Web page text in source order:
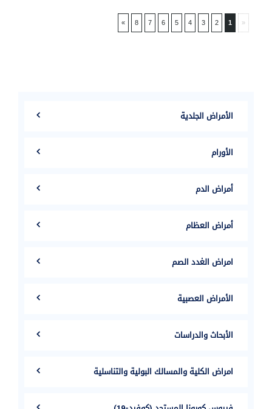
«
1
2
3
4
5
6
7
8
»
الأمراض الجلدية
الأورام
أمراض الدم
أمراض العظام
امراض الغدد الصم
الأمراض العصبية
الأبحاث والدراسات
امراض الكلية والمسالك البولية والتناسلية